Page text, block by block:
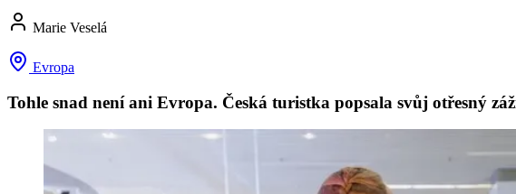
Marie Veselá
Evropa
Tohle snad není ani Evropa. Česká turistka popsala svůj otřesný